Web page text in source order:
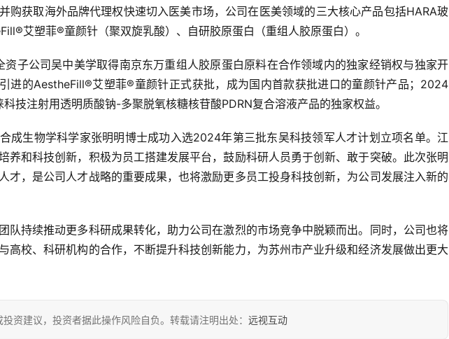
购获取海外品牌代理权快速切入医美市场，公司在医美领域的三大核心产品包括HARA玻
艾塑菲®童颜针（聚双旋乳酸）、自研胶原蛋白（重组人胶原蛋白）。
子公司吴中美学取得南京东万重组人胶原蛋白原料在合作领域内的独家经销权与独家开
进的AestheFill®艾塑菲®童颜针正式获批，成为国内首款获批进口的童颜针产品；2024
技注射用透明质酸钠-多聚脱氧核糖核苷酸PDRN复合溶液产品的独家权益。
成生物学科学家张明明博士成功入选2024年第三批东吴科技领军人才计划立项名单。江
养和科技创新，积极为员工搭建发展平台，鼓励科研人员勇于创新、敢于突破。此次张明
才，是公司人才战略的重要成果，也将激励更多员工投身科技创新，为公司发展注入新的
队持续推动更多科研成果转化，助力公司在激烈的市场竞争中脱颖而出。同时，公司也将
高校、科研机构的合作，不断提升科技创新能力，为苏州市产业升级和经济发展做出更大
资建议，投资者据此操作风险自负。转载请注明出处： 远视互动